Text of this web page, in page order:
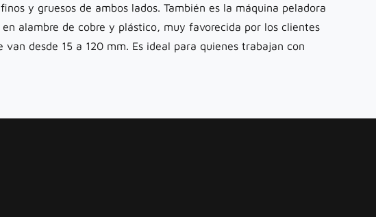
y gruesos de ambos lados. También es la máquina peladora
alambre de cobre y plástico, muy favorecida por los clientes
desde 15 a 120 mm. Es ideal para quienes trabajan con